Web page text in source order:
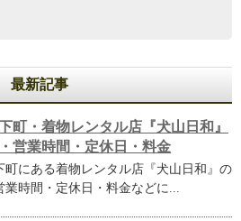
最新記事
町・着物レンタル店『犬山日和』
営業時間・定休日・料金
町にある着物レンタル店『犬山日和』の
業時間・定休日・料金などに...